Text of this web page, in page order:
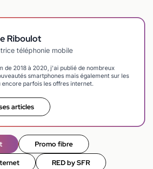
Riboulot
téléphonie mobile
de 2018 à 2020, j'ai publié de nombreux
smartphones mais également sur les
parfois les offres internet.
articles
Promo fibre
RED by SFR